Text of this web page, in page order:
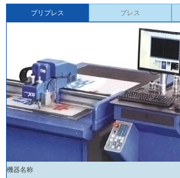
プリプレス プレス
機器名称